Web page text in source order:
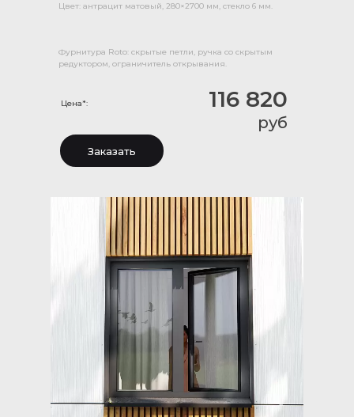
руб
Цена*: 116 820
Цвет: антрацит матовый, 280×2700 мм, стекло 6 мм.
Фурнитура Roto: скрытые петли, ручка со скрытым
редуктором, ограничитель открывания.
Заказать